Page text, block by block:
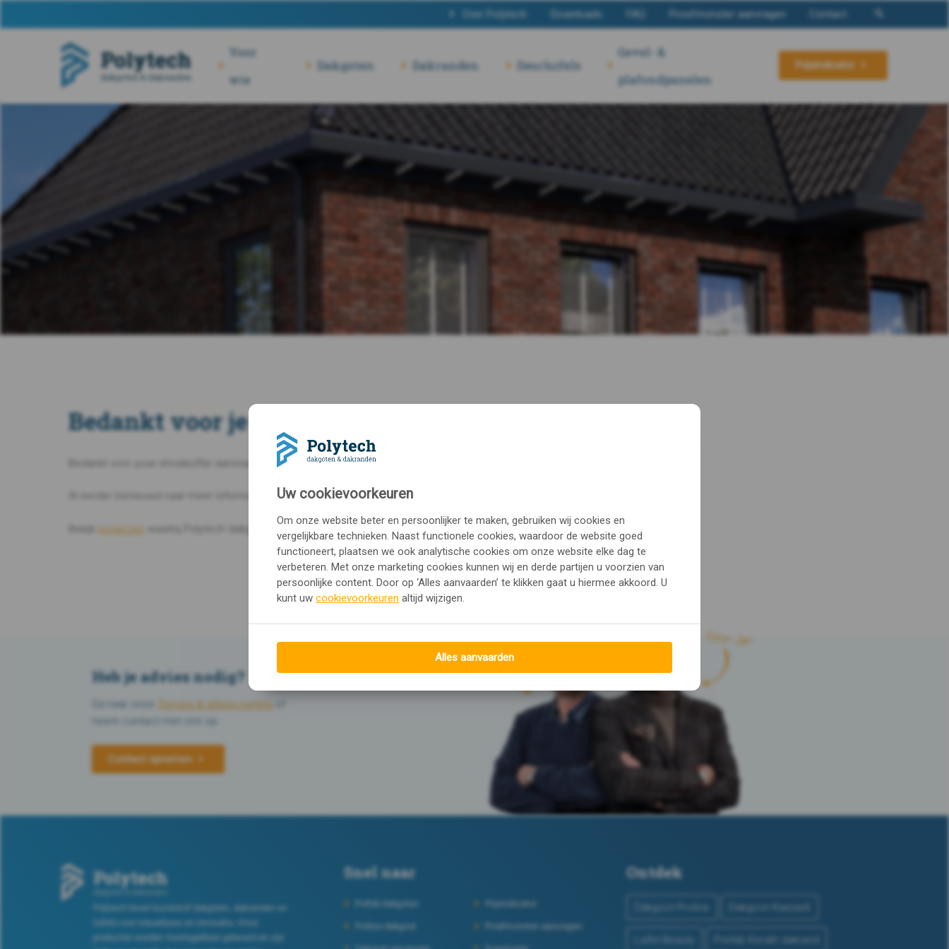
Over Polytech Downloads FAQ Proefmonster aanvragen Contact
Voor
wie
Dakgoten Dakranden Deurluifels
Gevel- &
plafondpanelen
Prijsindicator
Bedankt voor je aanvraag
Bedankt voor jouw showkoffer aanvraag. Wij streven ernaar om binnen 5 werkdagen contact met je op te nemen.
projecten waarbij Polytech dakgoten en dakranden zijn toegepast of vraag vrijblijvend een prijsindicatie aan.
Heb je advies nodig?
Ga naar onze Service & advies pagina
neem contact met ons op.
Contact opnemen
Snel naar Ontdek
Dakgoot Proline Dakgoot Klassiek
Luifel Beauty Prefab Keralit dakrand
Uw cookievoorkeuren
Om onze website beter en persoonlijker te maken, gebruiken wij cookies en
vergelijkbare technieken. Naast functionele cookies, waardoor de website goed
functioneert, plaatsen we ook analytische cookies om onze website elke dag te
verbeteren. Met onze marketing cookies kunnen wij en derde partijen u voorzien van
persoonlijke content. Door op ‘Alles aanvaarden’ te klikken gaat u hiermee akkoord. U
kunt uw cookievoorkeuren altijd wijzigen.
Alles aanvaarden